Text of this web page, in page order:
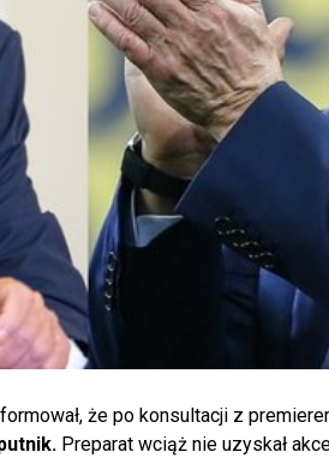
że po konsultacji z
Preparat wciąż nie uzyskał